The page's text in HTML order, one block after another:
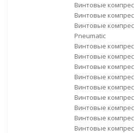
Винтовые
Винтовые
Винтовые
Pneumatic
Винтовые
Винтовые
Винтовые
Винтовые
Винтовые
Винтовые
Винтовые
Винтовые
Винтовые